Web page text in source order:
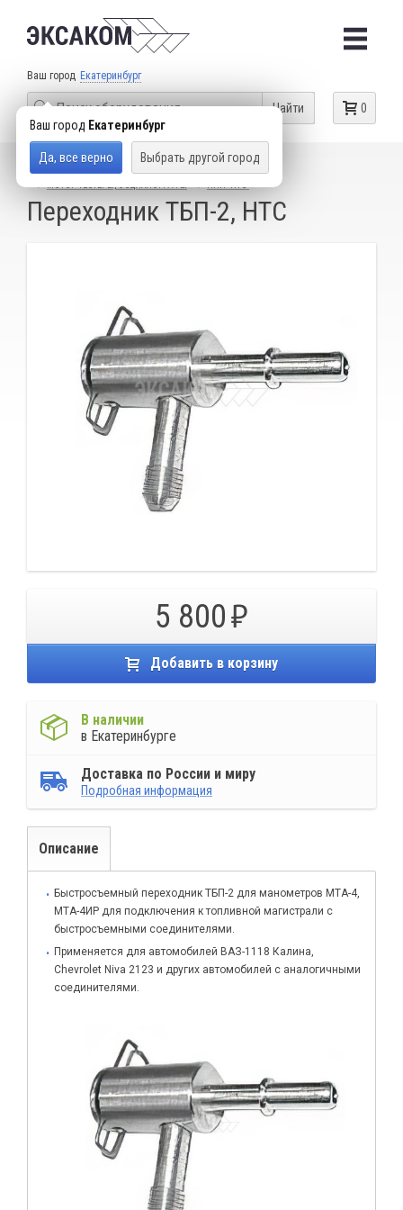
Ваш город Екатеринбург
Ваш город Екатеринбург
Да, все верно Выбрать другой город
0
Найти
КАТАЛОГ ТОВАРОВ
ДИАГНОСТИЧЕСКОЕ ОБОРУДОВАНИЕ
Переходник ТБП-2, НТС
5 800
Добавить в корзину
В наличии
в Екатеринбурге
Доставка по России и миру
Подробная информация
Описание
Быстросъемный переходник ТБП-2 для манометров МТА-4,
МТА-4ИР для подключения к топливной магистрали с
быстросъемными соединителями.
Применяется для автомобилей ВАЗ-1118 Калина,
Chevrolet Niva 2123 и других автомобилей с аналогичными
соединителями.